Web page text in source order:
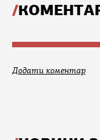
Додати коментар